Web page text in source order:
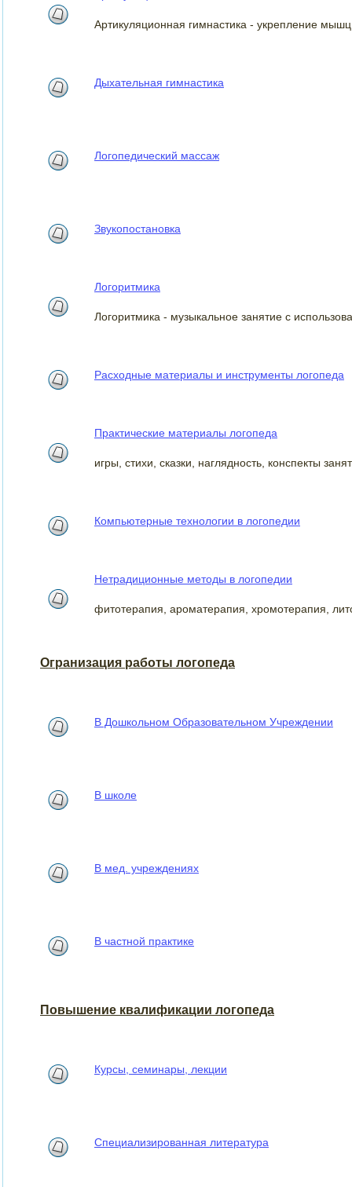
Артикуляционная гимнастика - укрепление
Дыхательная гимнастика
Логопедический массаж
Звукопостановка
Логоритмика
Логоритмика - музыкальное занятие с
Расходные материалы и инструменты логопеда
Практические материалы логопеда
игры, стихи, сказки, наглядность, конспекты
Компьютерные технологии в логопедии
Нетрадиционные методы в логопедии
фитотерапия, ароматерапия, хромотерапия,
Огранизация работы логопеда
В Дошкольном Образовательном Учреждении
В школе
В мед. учреждениях
В частной практике
Повышение квалификации логопеда
Курсы, семинары, лекции
Специализированная литература